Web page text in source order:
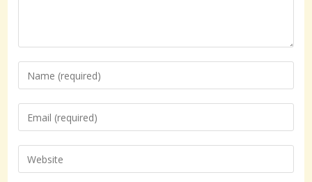
Enter
your
name
to
comment
Enter
your
email
address
Enter
your